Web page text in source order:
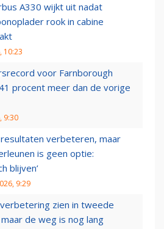
A330 wijkt uit nadat
rook in cabine
10:23
voor Farnborough
procent meer dan de vorige
9:30
verbeteren, maar
is geen optie:
blijven’
9:29
zien in tweede
de weg is nog lang